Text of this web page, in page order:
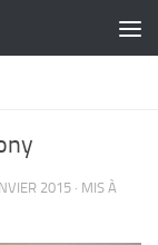
2015 · MIS À